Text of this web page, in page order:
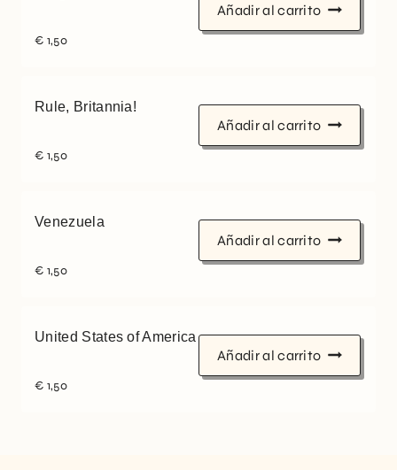
€ 1,50
Añadir al carrito
Rule, Britannia!
€ 1,50
Añadir al carrito
Venezuela
€ 1,50
Añadir al carrito
United States of America
€ 1,50
Añadir al carrito